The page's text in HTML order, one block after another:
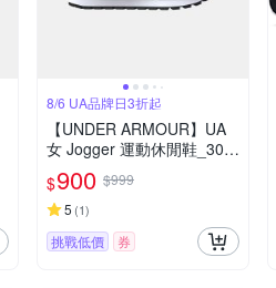
8/6 UA品牌日3折起
【UNDER ARMOUR】UA
女 Jogger 運動休閒鞋_302
8388-348
$900 $999
5 (1)
挑戰低價 券